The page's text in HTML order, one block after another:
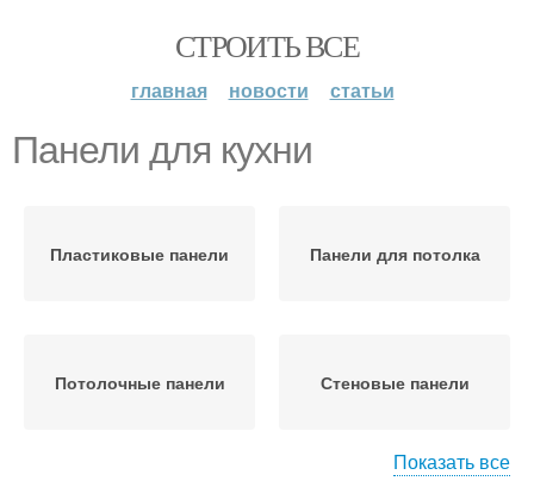
СТРОИТЬ ВСЕ
главная новости статьи
Панели для кухни
Пластиковые панели Панели для потолка
Потолочные панели Стеновые панели
Показать все